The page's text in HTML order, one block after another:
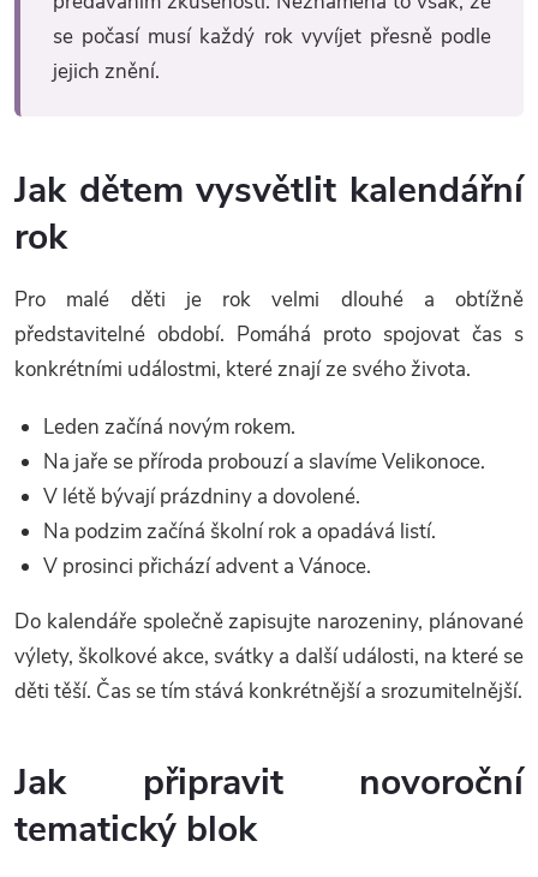
se počasí musí každý rok vyvíjet přesně podle
jejich znění.
Jak dětem vysvětlit kalendářní
rok
Pro malé děti je rok velmi dlouhé a obtížně
představitelné období. Pomáhá proto spojovat čas s
konkrétními událostmi, které znají ze svého života.
Leden začíná novým rokem.
Na jaře se příroda probouzí a slavíme Velikonoce.
V létě bývají prázdniny a dovolené.
Na podzim začíná školní rok a opadává listí.
V prosinci přichází advent a Vánoce.
Do kalendáře společně zapisujte narozeniny, plánované
výlety, školkové akce, svátky a další události, na které se
děti těší. Čas se tím stává konkrétnější a srozumitelnější.
Jak připravit novoroční
tematický blok